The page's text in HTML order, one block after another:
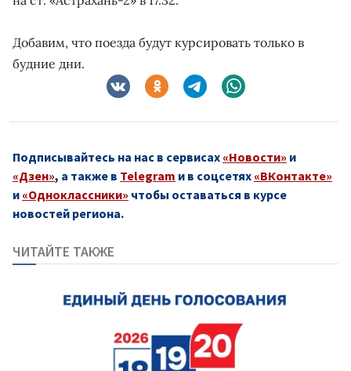
Добавим, что поезда будут курсировать только в
будние дни.
Подписывайтесь на нас в сервисах «Новости» и
«Дзен», а также в Telegram и в соцсетях «ВКонтакте»
и «Одноклассники» чтобы оставаться в курсе
новостей региона.
ЧИТАЙТЕ ТАКЖЕ